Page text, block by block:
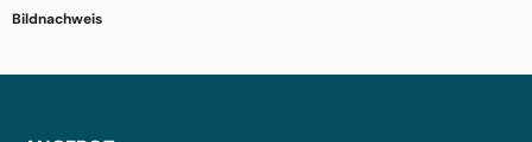
Bildnachweis